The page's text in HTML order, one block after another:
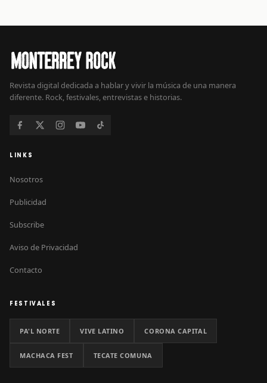
Revista digital dedicada a hablar y vivir la música de una manera
diferente. Rock, festivales, entrevistas e historias.
LINKS
Nosotros
Publicidad
Subscribe
Aviso de Privacidad
Contacto
FESTIVALES
PA'L NORTE VIVE LATINO CORONA CAPITAL
MACHACA FEST TECATE COMUNA